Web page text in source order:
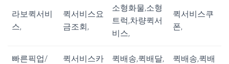
라보퀵서비
스,
퀵서비스요
금조회,
소형화물,소형
트럭,차량퀵서
비스,
퀵서비스쿠
폰,
빠른픽업/
퀵서비스카
퀵배송,퀵배달,
퀵배송,퀵배